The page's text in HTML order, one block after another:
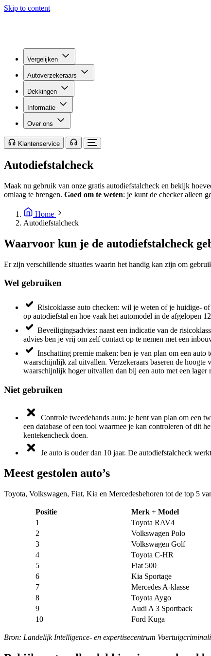
Skip to content
Vergelijken
Autoverzekeraars
Dekkingen
Informatie
Over ons
Klantenservice
Autodiefstalcheck
Maak nu gebruik van onze gratis autodiefstalcheck en bekijk
omlaag te brengen. Goed om te weten: je kunt de checker alleen
Home
Autodiefstalcheck
Waarvoor kun je de autodiefstalcheck
Er zijn verschillende situaties waarin het handig kan zijn om
Wel gebruiken
Risicoklasse auto checken: wil je weten of je huidige-
op autodiefstal en hoe vaak het automodel in de afgelopen
Beveiligingsadvies: naast een indicatie van de
advies ben je vrij om zelf contact op te nemen met een
Inschatting premie maken: ben je van plan om een
waarschijnlijk zal uitvallen. Verzekeraars baseren de
waarschijnlijk hoger uitvallen dan bij een auto met een lager
Niet gebruiken
Controle tweedehands auto: je bent van plan om een
een database of een tool waarmee je kan controleren of dit
kentekencheck doen.
Je auto is ouder dan 10 jaar. De autodiefstalcheck
Meest gestolen auto’s
Toyota, Volkswagen, Fiat, Kia en Mercedesbehoren tot de top 5
Positie Merk + Model
1
Toyota RAV4
2
Volkswagen Polo
3
Volkswagen Golf
4
Toyota C-HR
5
Fiat 500
6
Kia Sportage
7
Mercedes A-klasse
8
Toyota Aygo
9
Audi A 3 Sportback
10
Ford Kuga
Bron: Landelijk Intelligence- en expertisecentrum